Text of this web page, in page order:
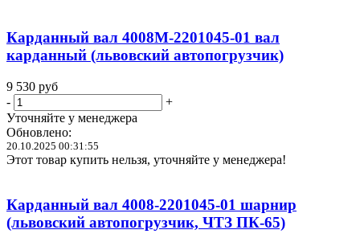
Карданный вал 4008М-2201045-01 вал
карданный (львовский автопогрузчик)
9 530 руб
-
+
Уточняйте у менеджера
Обновлено:
20.10.2025 00:31:55
Этот товар купить нельзя, уточняйте у менеджера!
Карданный вал 4008-2201045-01 шарнир
(львовский автопогрузчик, ЧТЗ ПК-65)